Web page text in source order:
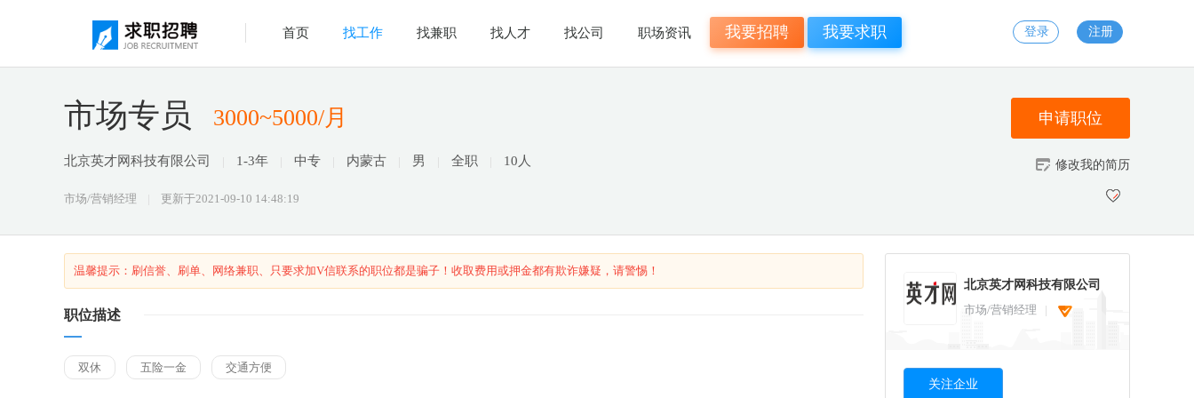
首页 找工作 找兼职 找人才 找公司 职场资讯 我要招聘 我要求职 登录 注册
市场专员 3000~5000/月
北京英才网科技有限公司 1-3年 中专 内蒙古 男 全职 10人
市场/营销经理 更新于2021-09-10 14:48:19
申请职位
修改我的简历
温馨提示：刷信誉、刷单、网络兼职、只要求加V信联系的职位都是骗子！收取费用或押金都有欺诈嫌疑，请警惕！
职位描述
双休 五险一金 交通方便
北京英才网科技有限公司
市场/营销经理
关注企业